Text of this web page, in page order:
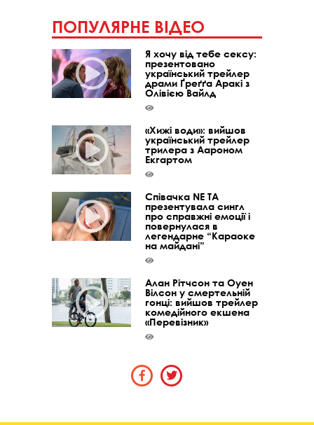
ПОПУЛЯРНЕ ВІДЕО
Я хочу від тебе сексу:
презентовано
український трейлер
драми Ґреґґа Аракі з
Олівією Вайлд
«Хижі води»: вийшов
український трейлер
трилера з Аароном
Екгартом
Співачка NE TA
презентувала сингл
про справжні емоції і
повернулася в
легендарне “Караоке
на майдані”
Алан Рітчсон та Оуен
Вілсон у смертельній
гонці: вийшов трейлер
комедійного екшена
«Перевізник»